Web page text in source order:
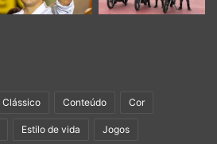
Clássico Conteúdo Cor
Estilo de vida Jogos